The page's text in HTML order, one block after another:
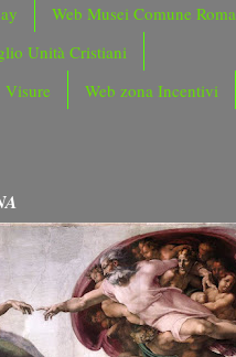
Web Musei Comune Roma
Unità Cristiani
Visure
Web zona Incentivi